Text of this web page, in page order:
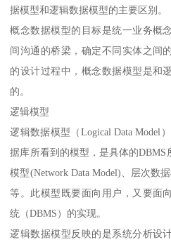
据模型和逻辑数据模型的主要区别。
概念数据模型的目标是统一业务概
间沟通的桥梁，确定不同实体之间
的设计过程中，概念数据模型是和
的。
逻辑模型
逻辑数据模型（Logical Data Model
据库所看到的模型，是具体的
模型(Network Data Model)、层次数
等。此模型既要面向用户，又要面
统（DBMS）的实现。
逻辑数据模型反映的是系统分析设